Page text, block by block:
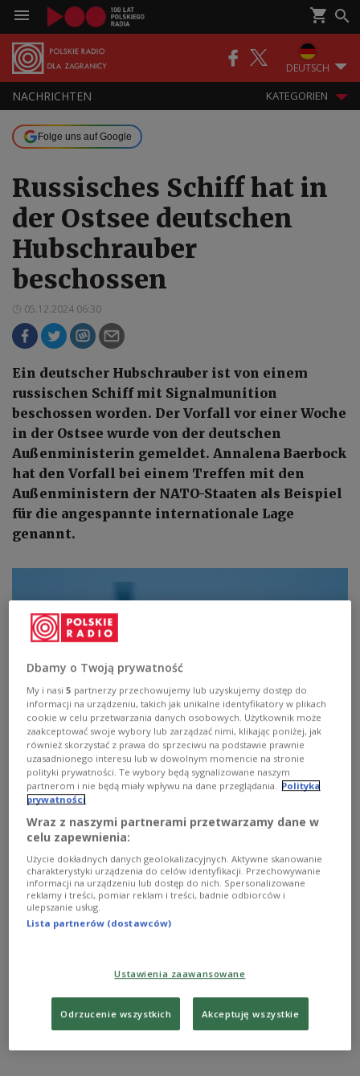
DEUTSCH
NACHRICHTEN KATEGORIEN
Folge uns auf Google
Russisches Schiff hat in
der Ostsee deutschen
Hubschrauber
beschossen
05.12.2024 06:30
Ein deutscher Hubschrauber ist von einem
russischen Schiff mit Signalmunition
beschossen worden. Der Vorfall vor einer Woche
in der Ostsee wurde von der deutschen
Außenministerin gemeldet. Annalena Baerbock
hat den Vorfall bei einem Treffen mit den
Außenministern der NATO-Staaten als Beispiel
für die angespannte internationale Lage
genannt.
Bundeswehr-Hubschrauber.
Journalisten von NDR und WDR behaupten unter
Berufung auf inoffizielle militärische Quellen, eine
deutsche Fregatte habe vor einer Wochein der
Ostseeeinen russischen Tankerbeschattet. Von
dem Schiff aus war ein Hubschrauber zu einem
Schüsse mit Signalmunition auf den Hubschrauber
abgefeuert wurden. Es gab keine Schäden oder
weitere Interaktionen zwischen den Parteien,
Dbamy o Twoją prywatność
My i nasi5 partnerzy przechowujemy lub uzyskujemy dostęp do
informacji na urządzeniu, takich jak unikalne identyfikatory w plikach
cookie w celu przetwarzania danych osobowych. Użytkownik może
zaakceptować swoje wybory lub zarządzać nimi, klikając poniżej, jak
również skorzystać z prawa do sprzeciwu na podstawie prawnie
uzasadnionego interesu lub w dowolnym momencie na stronie
polityki prywatności. Te wybory będą sygnalizowane naszym
partnerom i nie będą miały wpływu na dane przeglądania.
Polityka
prywatności
Wraz z naszymi partnerami przetwarzamy dane w
celu zapewnienia:
Użycie dokładnych danych geolokalizacyjnych. Aktywne skanowanie
charakterystyki urządzenia do celów identyfikacji. Przechowywanie
informacji na urządzeniu lub dostęp do nich. Spersonalizowane
reklamy i treści, pomiar reklam i treści, badnie odbiorców i
ulepszanie usług.
Lista partnerów (dostawców)
Ustawienia zaawansowane
Odrzucenie wszystkich Akceptuję wszystkie